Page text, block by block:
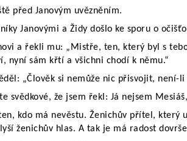
před Janovým uvězněním.
Janovými a Židy došlo ke sporu o
a řekli mu: „Mistře, ten, který byl s
nyní sám křtí a všichni chodí k němu.“
„Člověk si nemůže nic přisvojit, není-
svědkové, že jsem řekl: Já nejsem
kdo má nevěstu. Ženichův přítel, který
ženichův hlas. A tak je má radost